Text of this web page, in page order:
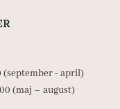
(september - april)
(maj – august)